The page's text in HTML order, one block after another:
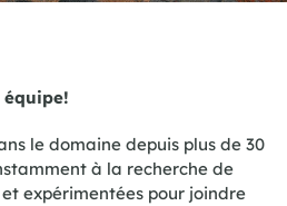
le domaine depuis plus de 30
à la recherche de
expérimentées pour joindre